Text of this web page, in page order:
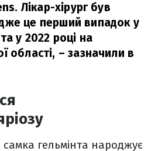
Лікар-хірург був
це перший випадок у
у 2022 році на
області, – зазначили в
гельмінта народжує